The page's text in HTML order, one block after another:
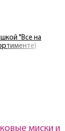
"Все на
миски и